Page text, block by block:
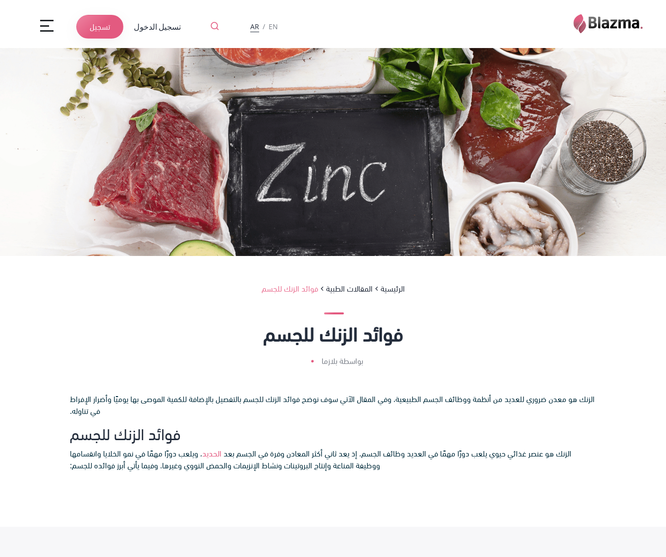
EN
/
AR تسجيل الدخول تسجيل
الرئيسية المقالات الطبية فوائد الزنك للجسم
فوائد الزنك للجسم
بواسطة بلازما
الزنك هو معدن ضروري للعديد من أنظمة ووظائف الجسم الطبيعية، وفي المقال الآتي سوف نوضح فوائد الزنك للجسم بالتفصيل بالإضافة للكمية الموصى بها يوميًا وأضرار الإفراط
في تناوله.
فوائد الزنك للجسم
الزنك هو عنصر غذائي حيوي يلعب دورًا مهمًا في العديد وظائف الجسم، إذ يعد ثاني أكثر المعادن وفرة في الجسم بعد الحديد، ويلعب دورًا مهمًا في نمو الخلايا وانقسامها
ووظيفة المناعة وإنتاج البروتينات ونشاط الإنزيمات والحمض النووي وغيرها. وفيما يأتي أبرز فوائده للجسم: